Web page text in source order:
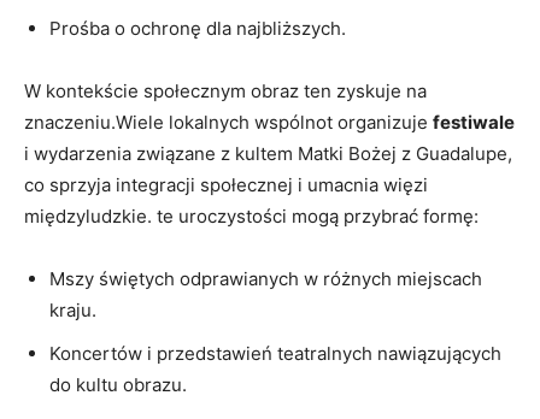
Prośba ⁢o ochronę dla​ najbliższych.
W kontekście społecznym obraz ten zyskuje na‍
znaczeniu.Wiele lokalnych wspólnot organizuje festiwale
i‍ wydarzenia związane z kultem Matki Bożej z ‌Guadalupe,
co sprzyja integracji społecznej i umacnia więzi
międzyludzkie. te uroczystości mogą⁣ przybrać formę:
Mszy świętych odprawianych‍ w różnych miejscach
kraju.
Koncertów i przedstawień teatralnych nawiązujących ​
do kultu obrazu.